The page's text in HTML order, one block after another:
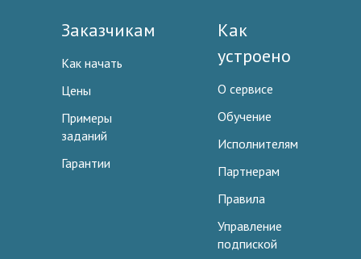
Заказчикам
Как начать
Цены
Примеры
заданий
Гарантии
Как
устроено
О сервисе
Обучение
Исполнителям
Партнерам
Правила
Управление
подпиской